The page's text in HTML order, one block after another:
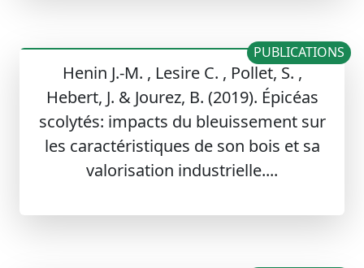
Henin J.-M. , Lesire C. , Pollet, S. ,
Hebert, J. & Jourez, B. (2019). Épicéas
scolytés: impacts du bleuissement sur
les caractéristiques de son bois et sa
valorisation industrielle....
PUBLICATIONS